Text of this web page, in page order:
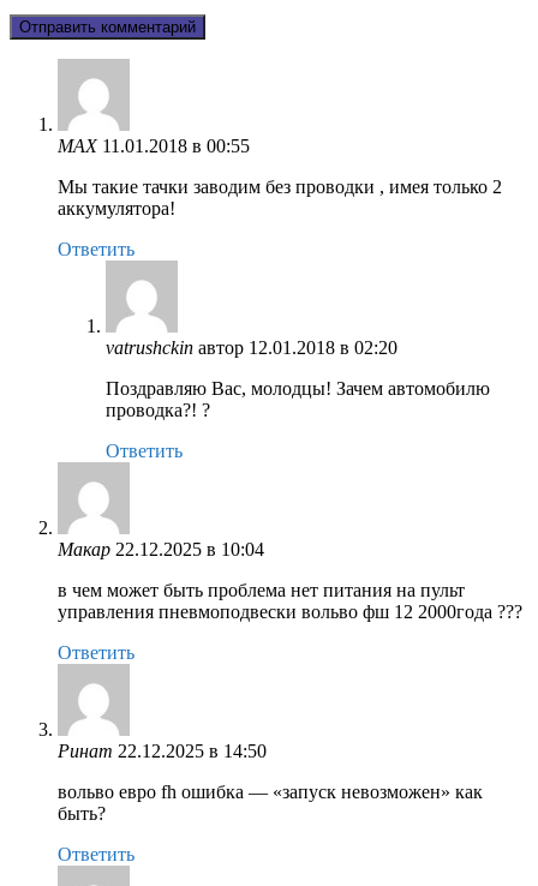
MAX 11.01.2018 в 00:55
Мы такие тачки заводим без проводки , имея только 2
аккумулятора!
Ответить
vatrushckin автор 12.01.2018 в 02:20
Поздравляю Вас, молодцы! Зачем автомобилю
проводка?! ?
Ответить
Макар 22.12.2025 в 10:04
в чем может быть проблема нет питания на пульт
управления пневмоподвески вольво фш 12 2000года ???
Ответить
Ринат 22.12.2025 в 14:50
вольво евро fh ошибка — «запуск невозможен» как
быть?
Ответить